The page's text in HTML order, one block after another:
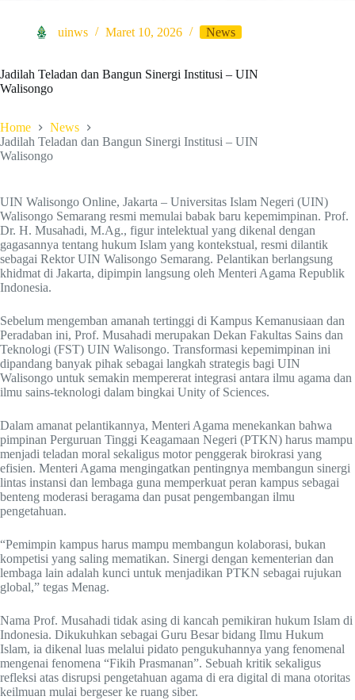
uinws Maret 10, 2026 News
Jadilah Teladan dan Bangun Sinergi Institusi – UIN
Walisongo
Home
News
Jadilah Teladan dan Bangun Sinergi Institusi – UIN
Walisongo
UIN Walisongo Online, Jakarta – Universitas Islam Negeri (UIN)
Walisongo Semarang resmi memulai babak baru kepemimpinan. Prof.
Dr. H. Musahadi, M.Ag., figur intelektual yang dikenal dengan
gagasannya tentang hukum Islam yang kontekstual, resmi dilantik
sebagai Rektor UIN Walisongo Semarang. Pelantikan berlangsung
khidmat di Jakarta, dipimpin langsung oleh Menteri Agama Republik
Indonesia.
Sebelum mengemban amanah tertinggi di Kampus Kemanusiaan dan
Peradaban ini, Prof. Musahadi merupakan Dekan Fakultas Sains dan
Teknologi (FST) UIN Walisongo. Transformasi kepemimpinan ini
dipandang banyak pihak sebagai langkah strategis bagi UIN
Walisongo untuk semakin mempererat integrasi antara ilmu agama dan
ilmu sains-teknologi dalam bingkai Unity of Sciences.
Dalam amanat pelantikannya, Menteri Agama menekankan bahwa
pimpinan Perguruan Tinggi Keagamaan Negeri (PTKN) harus mampu
menjadi teladan moral sekaligus motor penggerak birokrasi yang
efisien. Menteri Agama mengingatkan pentingnya membangun sinergi
lintas instansi dan lembaga guna memperkuat peran kampus sebagai
benteng moderasi beragama dan pusat pengembangan ilmu
pengetahuan.
“Pemimpin kampus harus mampu membangun kolaborasi, bukan
kompetisi yang saling mematikan. Sinergi dengan kementerian dan
lembaga lain adalah kunci untuk menjadikan PTKN sebagai rujukan
global,” tegas Menag.
Nama Prof. Musahadi tidak asing di kancah pemikiran hukum Islam di
Indonesia. Dikukuhkan sebagai Guru Besar bidang Ilmu Hukum
Islam, ia dikenal luas melalui pidato pengukuhannya yang fenomenal
mengenai fenomena “Fikih Prasmanan”. Sebuah kritik sekaligus
refleksi atas disrupsi pengetahuan agama di era digital di mana otoritas
keilmuan mulai bergeser ke ruang siber.